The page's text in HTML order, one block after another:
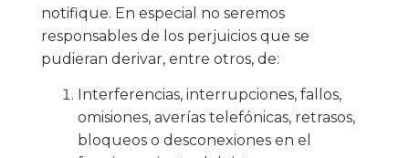
notifique. En especial no seremos
responsables de los perjuicios que se
pudieran derivar, entre otros, de:
Interferencias, interrupciones, fallos,
omisiones, averías telefónicas, retrasos,
bloqueos o desconexiones en el